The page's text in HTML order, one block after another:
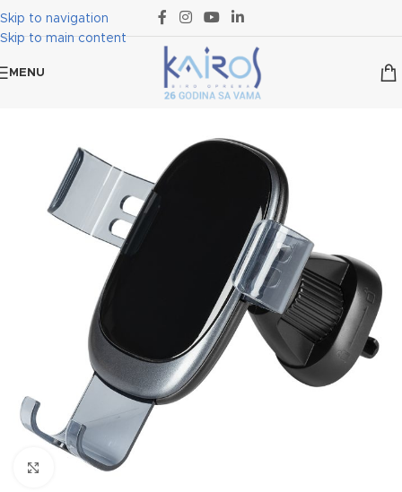
Skip to navigation
Skip to main content
MENU
Klikni za uvećanje slike